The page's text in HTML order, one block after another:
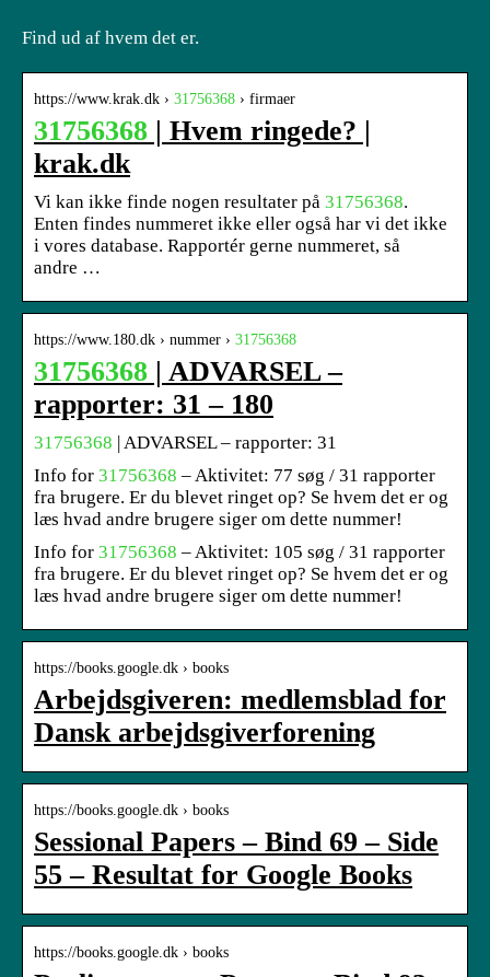
Find ud af hvem det er.
https://www.krak.dk › 31756368 › firmaer
31756368 | Hvem ringede? |
krak.dk
Vi kan ikke finde nogen resultater på 31756368.
Enten findes nummeret ikke eller også har vi det ikke
i vores database. Rapportér gerne nummeret, så
andre …
https://www.180.dk › nummer › 31756368
31756368 | ADVARSEL –
rapporter: 31 – 180
31756368 | ADVARSEL – rapporter: 31
Info for 31756368 – Aktivitet: 77 søg / 31 rapporter
fra brugere. Er du blevet ringet op? Se hvem det er og
læs hvad andre brugere siger om dette nummer!
Info for 31756368 – Aktivitet: 105 søg / 31 rapporter
fra brugere. Er du blevet ringet op? Se hvem det er og
læs hvad andre brugere siger om dette nummer!
https://books.google.dk › books
Arbejdsgiveren: medlemsblad for
Dansk arbejdsgiverforening
https://books.google.dk › books
Sessional Papers – Bind 69 – Side
55 – Resultat for Google Books
https://books.google.dk › books